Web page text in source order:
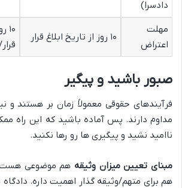
دادسرا)
مهلت
اعتراض
۱۰ روز از تاریخ ابلاغ قرار
صبور باشید و پیگیر
فرآیندهای حقوقی معمولاً زمان بر هستند و
مداوم دارند. پس آماده باشید که این راه
ناامید نشید و پیگیری ها رو رها نکنید.
مبنای تعیین میزان وثیقه هم موضوعی هست
هم برای متهم/وثیقه گذار اهمیت داره. دادگاه